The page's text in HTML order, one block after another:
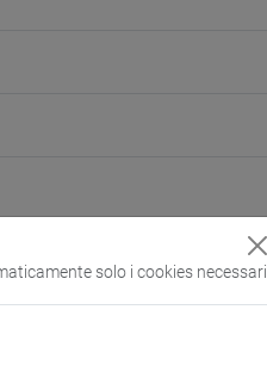
solo i cookies necessari